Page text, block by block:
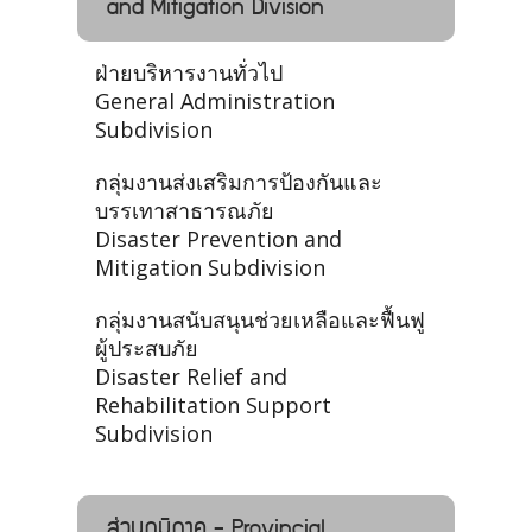
and Mitigation Division
ฝ่ายบริหารงานทั่วไป
General Administration
Subdivision
กลุ่มงานส่งเสริมการป้องกันและ
บรรเทาสาธารณภัย
Disaster Prevention and
Mitigation Subdivision
กลุ่มงานสนับสนุนช่วยเหลือและฟื้นฟู
ผู้ประสบภัย
Disaster Relief and
Rehabilitation Support
Subdivision